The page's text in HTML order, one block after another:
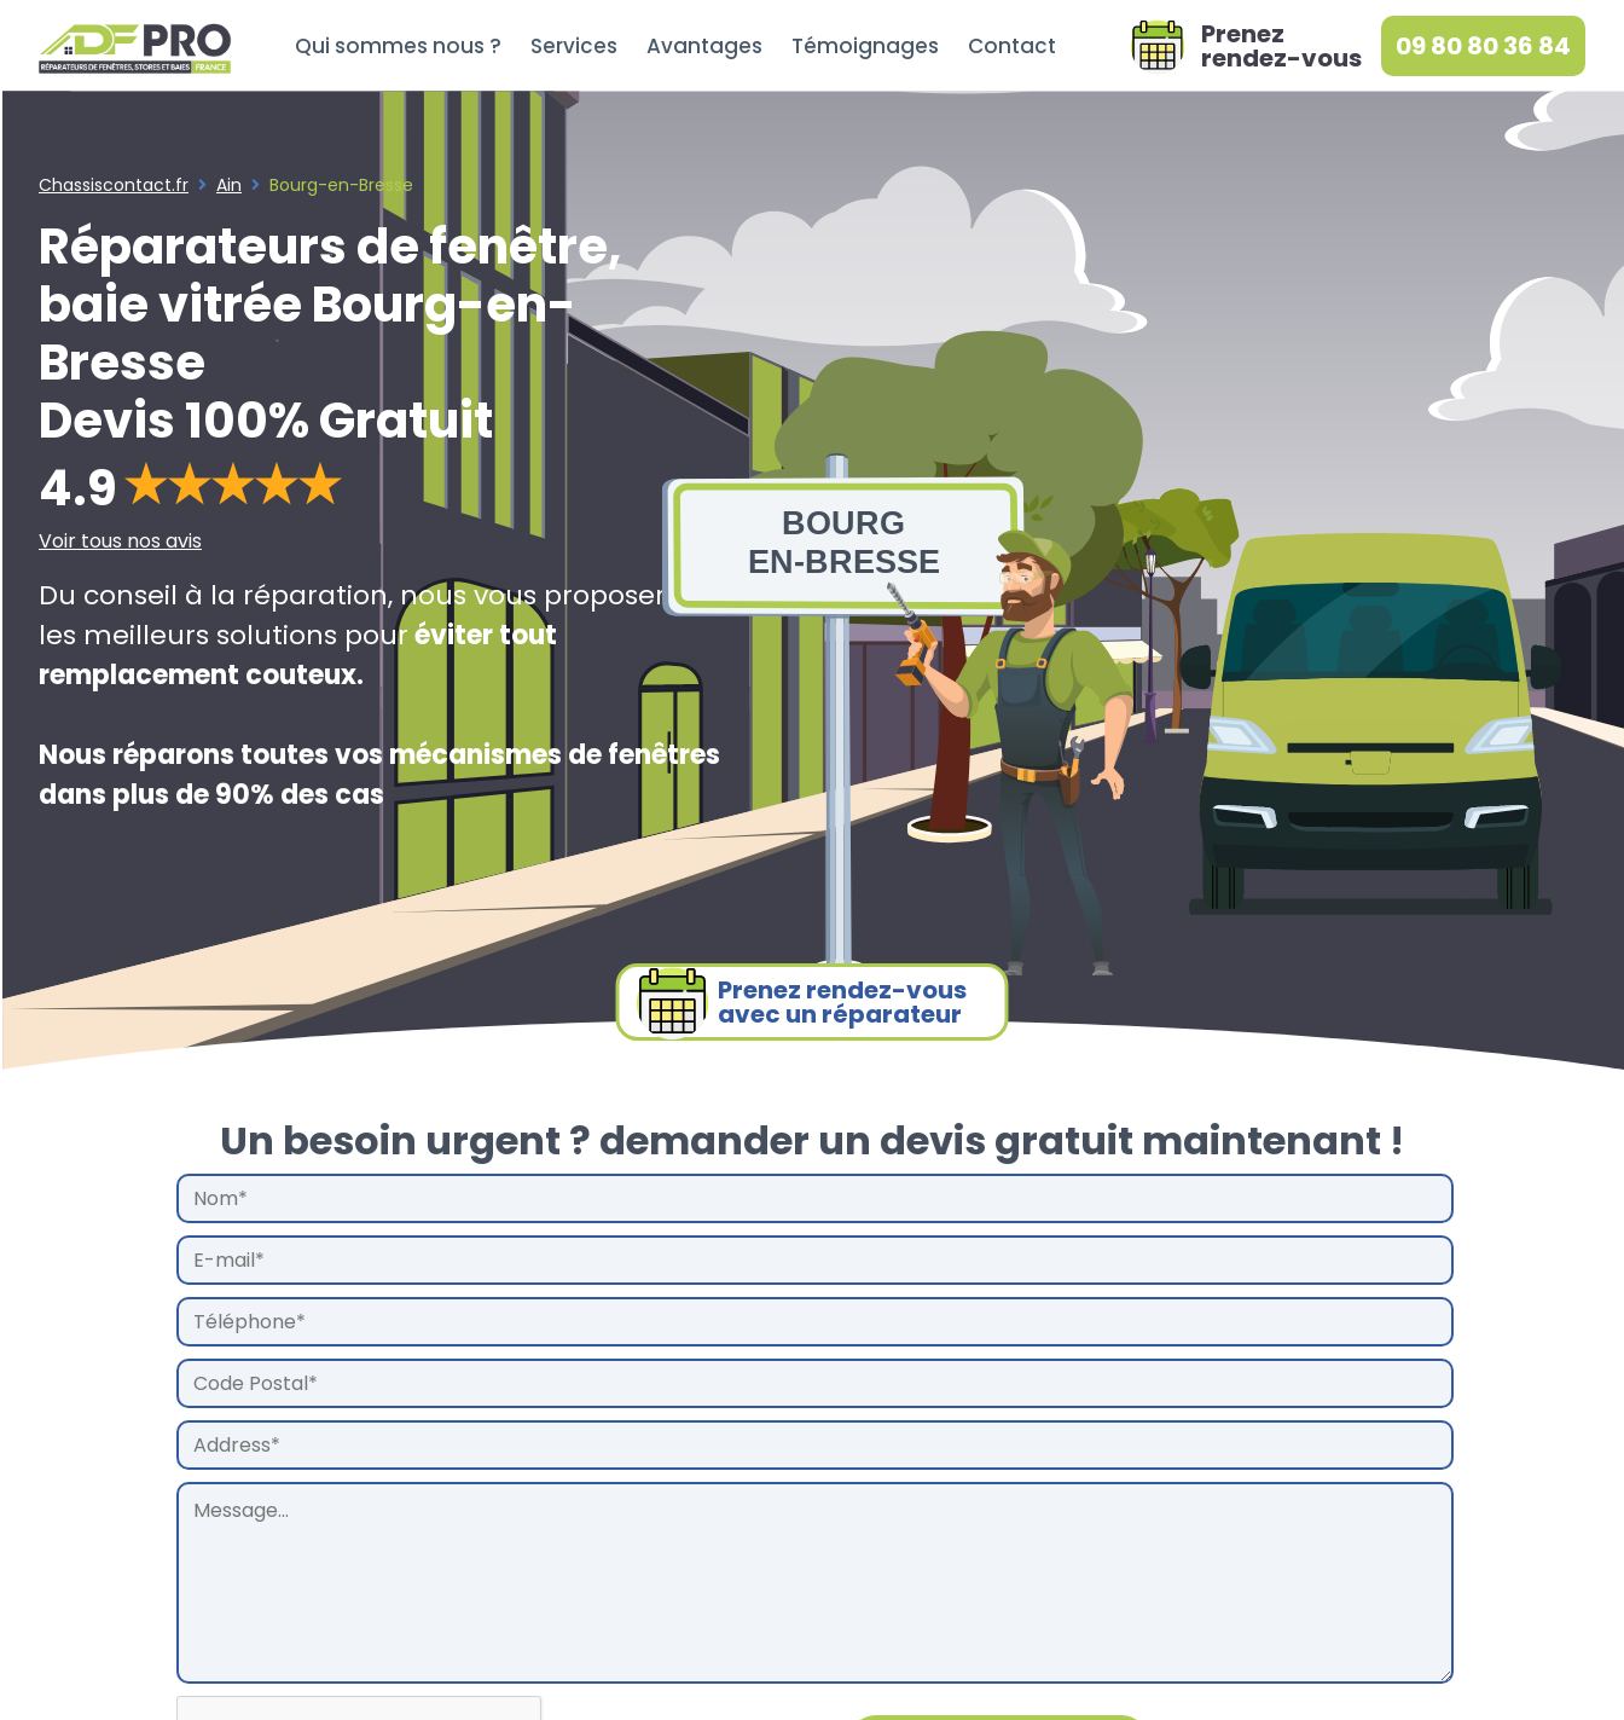
Qui sommes nous ? Services Avantages Témoignages Contact Prenez
rendez-vous 09 80 80 36 84
Chassiscontact.fr Ain Bourg-en-Bresse
Réparateurs de fenêtre,
baie vitrée Bourg-en-
Bresse
Devis 100% Gratuit
4.9
Voir tous nos avis
Du conseil à la réparation, nous vous proposerons
les meilleurs solutions pouréviter tout
remplacement couteux.
Nous réparons toutes vos mécanismes de fenêtres
dans plus de 90% des cas
BOURG
EN-BRESSE
Prenez rendez-vous
avec un réparateur
Un besoin urgent ? demander un devis gratuit maintenant !